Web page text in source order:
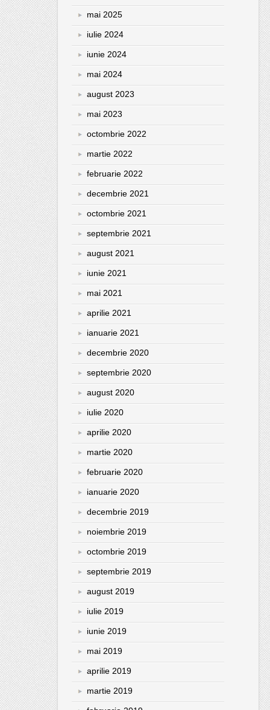
mai 2025
iulie 2024
iunie 2024
mai 2024
august 2023
mai 2023
octombrie 2022
martie 2022
februarie 2022
decembrie 2021
octombrie 2021
septembrie 2021
august 2021
iunie 2021
mai 2021
aprilie 2021
ianuarie 2021
decembrie 2020
septembrie 2020
august 2020
iulie 2020
aprilie 2020
martie 2020
februarie 2020
ianuarie 2020
decembrie 2019
noiembrie 2019
octombrie 2019
septembrie 2019
august 2019
iulie 2019
iunie 2019
mai 2019
aprilie 2019
martie 2019